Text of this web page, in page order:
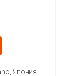
Япония